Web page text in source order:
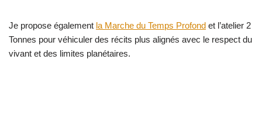
Je propose également la Marche du Temps Profond et l’atelier 2
Tonnes pour véhiculer des récits plus alignés avec le respect du
vivant et des limites planétaires.